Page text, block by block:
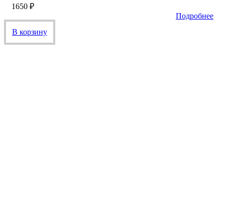
1650 ₽
Подробнее
В корзину